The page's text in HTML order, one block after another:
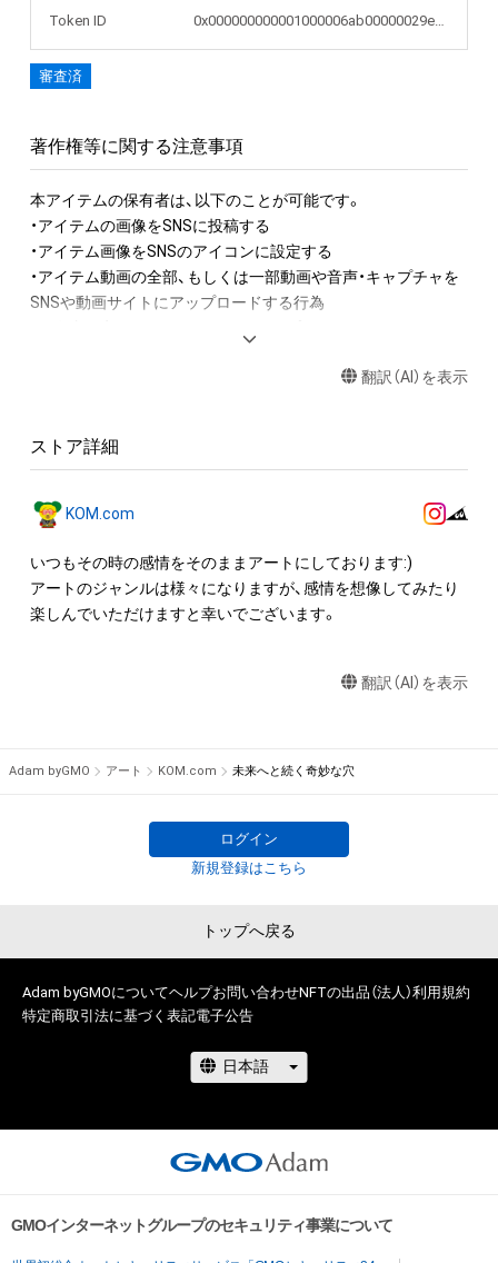
Token ID
0x000000000001000006ab00000029efff
審査済
著作権等に関する注意事項
本アイテムの保有者は、以下のことが可能です。
・アイテムの画像をSNSに投稿する
・アイテム画像をSNSのアイコンに設定する
・アイテム動画の全部、もしくは一部動画や音声・キャプチャを
SNSや動画サイトにアップロードする行為
・アイテムの画像を使用してメッセージカードを制作し友達に
アイテムに関する注意事項
ロゴ等を含みますがこれらに限られません。)にかかる知的財産
権(著作権、特許権、実用新案権、商標権、意匠権その他の知的財
産権(それらの権利を取得し、又はそれらの権利につき登録等を
出願する権利を含みます。)を意味します。)は、本アイテムの著
作権を有する方、著作隣接権の権利者またはその管理委託を受
アイテムの保有者が有する権利」の範囲を超えた行為、知的財産
せん。)を行うことはできません。
・本アイテムに関する創作物の利用については、公序良俗や法令
Instagram
www.instagram.com/kom__art.jp/
翻訳（AI）を表示
ストア詳細
KOM.com
いつもその時の感情をそのままアートにしております:)
アートのジャンルは様々になりますが、感情を想像してみたり
楽しんでいただけますと幸いでございます。
翻訳（AI）を表示
Adam byGMO アート KOM.com 未来へと続く奇妙な穴
ログイン
新規登録はこちら
トップへ戻る
Adam byGMOについてヘルプお問い合わせNFTの出品（法人）利用規約
特定商取引法に基づく表記電子公告
GMOインターネットグループのセキュリティ事業について